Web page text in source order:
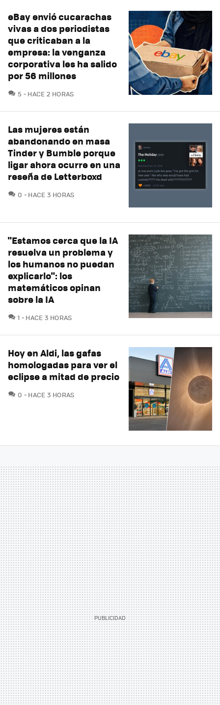
eBay envió cucarachas
vivas a dos periodistas
que criticaban a la
empresa: la venganza
corporativa les ha salido
por 56 millones
5 COMENTARIOS
HACE 2 HORAS
Las mujeres están
abandonando en masa
Tinder y Bumble porque
ligar ahora ocurre en una
reseña de Letterboxd
0 COMENTARIOS
HACE 3 HORAS
"Estamos cerca que la IA
resuelva un problema y
los humanos no puedan
explicarlo": los
matemáticos opinan
sobre la IA
1 COMENTARIOS
HACE 3 HORAS
Hoy en Aldi, las gafas
homologadas para ver el
eclipse a mitad de precio
0 COMENTARIOS
HACE 3 HORAS